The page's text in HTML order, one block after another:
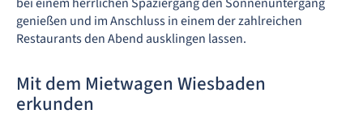
genießen und im Anschluss in einem der zahlreichen
Restaurants den Abend ausklingen lassen.
Mit dem Mietwagen Wiesbaden
erkunden